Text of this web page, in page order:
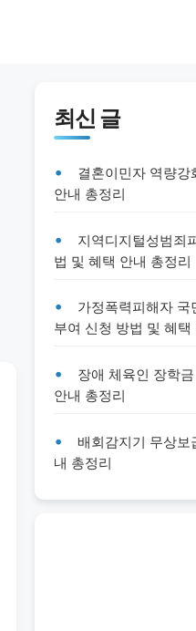
최신 글
결혼이민자 역량강
안내 총정리
지역디지털성범죄
법 및 혜택 안내 총정리
가정폭력피해자 국
부여 신청 방법 및 혜택
장애 체육인 장학
안내 총정리
배회감지기 무상
내 총정리